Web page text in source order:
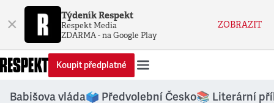
× Týdeník Respekt
Respekt Media
ZDARMA - na Google Play
ZOBRAZIT
Koupit předplatné
Babišova vláda🗳️ Předvolební Česko📚 Literární